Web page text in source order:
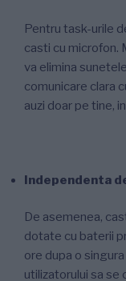
Pentru task-urile
casti cu microfon.
va elimina
comunicare clara
auzi doar pe tine,
Independenta
De asemenea,
dotate cu baterii
ore dupa o
utilizatorului sa se